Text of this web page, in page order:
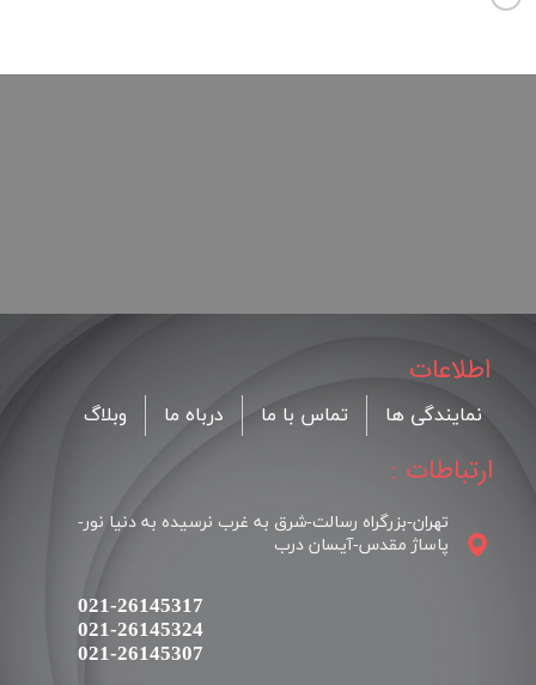
نمایندگی ها تماس با ما درباه ما وبلاگ
اطلاعات
ارتباطات :
تهران-بزرگراه رسالت-شرق به غرب نرسیده به دنیا نور-
پاساژ مقدس-آیسان درب
021-26145317
021-26145324
​​​​​​​021-26145307